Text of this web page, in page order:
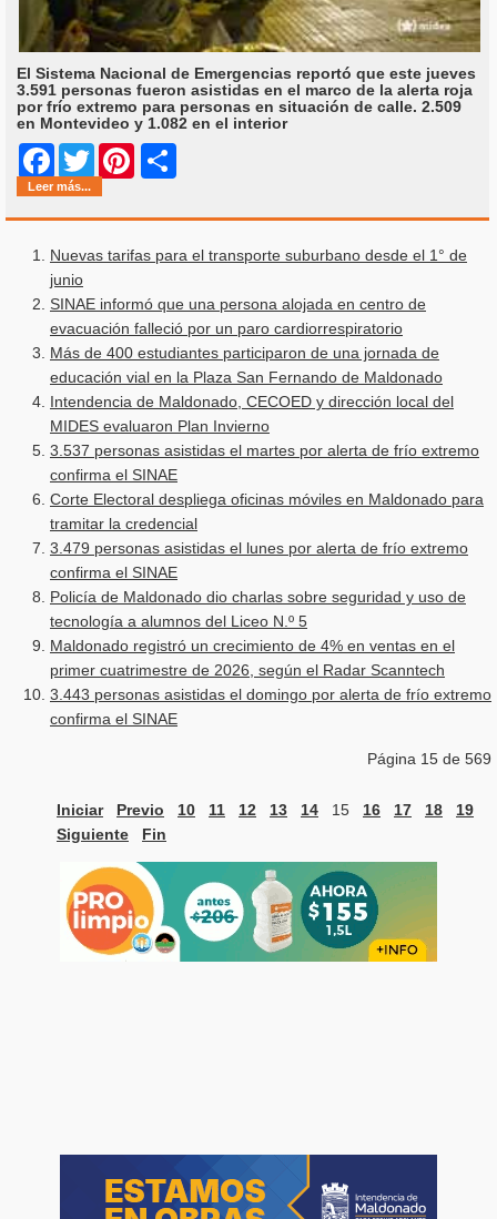
El Sistema Nacional de Emergencias reportó que este jueves
3.591 personas fueron asistidas en el marco de la alerta roja
por frío extremo para personas en situación de calle. 2.509
en Montevideo y 1.082 en el interior
Facebook
Twitter Pinterest
Leer más...
Nuevas tarifas para el transporte suburbano desde el 1° de
junio
SINAE informó que una persona alojada en centro de
evacuación falleció por un paro cardiorrespiratorio
Más de 400 estudiantes participaron de una jornada de
educación vial en la Plaza San Fernando de Maldonado
Intendencia de Maldonado, CECOED y dirección local del
MIDES evaluaron Plan Invierno
3.537 personas asistidas el martes por alerta de frío extremo
confirma el SINAE
Corte Electoral despliega oficinas móviles en Maldonado para
tramitar la credencial
3.479 personas asistidas el lunes por alerta de frío extremo
confirma el SINAE
Policía de Maldonado dio charlas sobre seguridad y uso de
tecnología a alumnos del Liceo N.º 5
Maldonado registró un crecimiento de 4% en ventas en el
primer cuatrimestre de 2026, según el Radar Scanntech
3.443 personas asistidas el domingo por alerta de frío extremo
confirma el SINAE
Página 15 de 569
Iniciar Previo 10 11 12 13 14 15 16 17 18
19
Siguiente
Fin